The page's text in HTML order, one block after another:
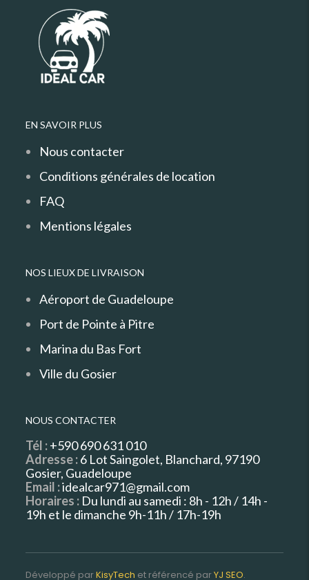
EN SAVOIR PLUS
Nous contacter
Conditions générales de location
FAQ
Mentions légales
NOS LIEUX DE LIVRAISON
Aéroport de Guadeloupe
Port de Pointe à Pitre
Marina du Bas Fort
Ville du Gosier
NOUS CONTACTER
Tél :+590 690 631 010
Adresse :6 Lot Saingolet, Blanchard, 97190
Gosier, Guadeloupe
Email :idealcar971@gmail.com
Horaires : Du lundi au samedi : 8h - 12h / 14h -
19h et le dimanche 9h-11h / 17h-19h
Développé parKisyTech et référencé parYJ SEO.